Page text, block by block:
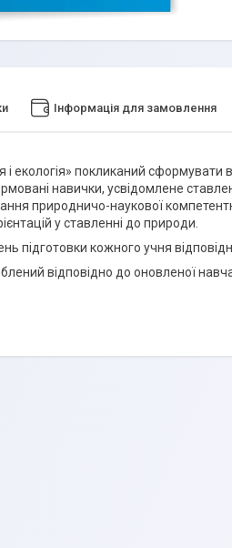
Інформація для замовлення
екологія» покликаний сформувати
навички, усвідомлене
природничо-наукової
у ставленні до природи.
підготовки кожного учня
відповідно до оновленої